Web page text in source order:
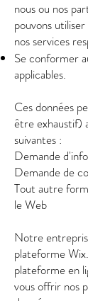
nous ou nos
pouvons
nos services
Se conformer
applicables.
Ces données
être exhaustif)
suivantes :
Demande
Demande de
Tout autre
le Web
Notre
plateforme
plateforme en
vous offrir nos